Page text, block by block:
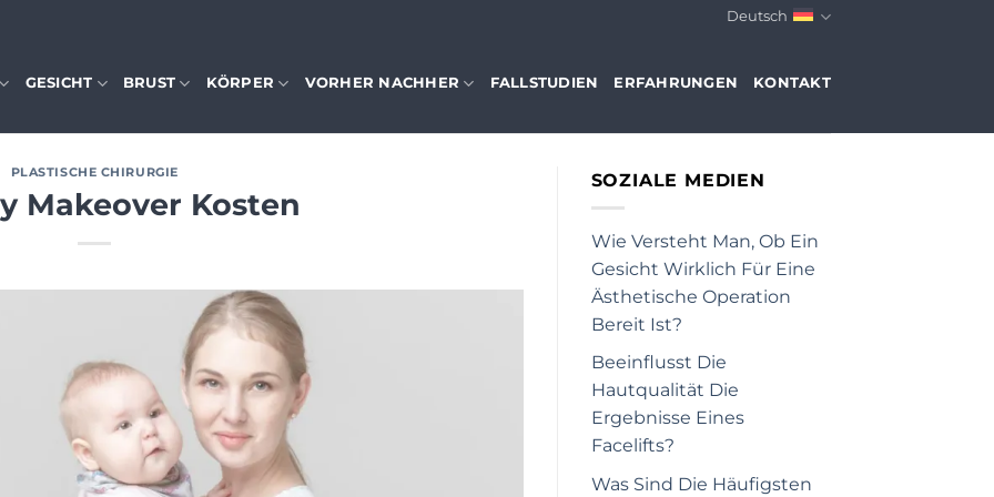
Deutsch
GESICHT BRUST KÖRPER VORHER NACHHER FALLSTUDIEN ERFAHRUNGEN KONTAKT
PLASTISCHE CHIRURGIE
Makeover Kosten
SOZIALE MEDIEN
Wie Versteht Man, Ob Ein
Gesicht Wirklich Für Eine
Ästhetische Operation
Bereit Ist?
Beeinflusst Die
Hautqualität Die
Ergebnisse Eines
Facelifts?
Was Sind Die Häufigsten